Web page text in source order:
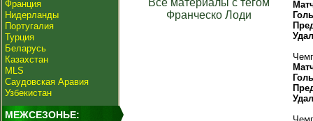
Франция
Нидерланды
Португалия
Турция
Беларусь
Казахстан
MLS
Саудовская Аравия
Узбекистан
МЕЖСЕЗОНЬЕ:
Все материалы с тегом
Франческо Лоди